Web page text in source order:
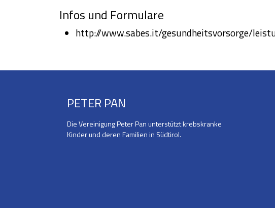
Infos und Formulare
http://www.sabes.it/gesundheitsvorsorge/
PETER PAN
Die Vereinigung Peter Pan unterstützt krebskranke
Kinder und deren Familien in Südtirol.